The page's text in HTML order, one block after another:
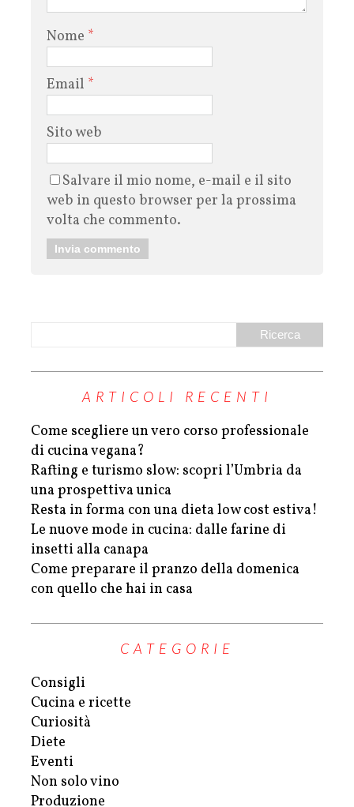
Nome *
Email *
Sito web
Salvare il mio nome, e-mail e il sito
web in questo browser per la prossima
volta che commento.
ARTICOLI RECENTI
Come scegliere un vero corso professionale
di cucina vegana?
Rafting e turismo slow: scopri l’Umbria da
una prospettiva unica
Resta in forma con una dieta low cost estiva!
Le nuove mode in cucina: dalle farine di
insetti alla canapa
Come preparare il pranzo della domenica
con quello che hai in casa
CATEGORIE
Consigli
Cucina e ricette
Curiosità
Diete
Eventi
Non solo vino
Produzione